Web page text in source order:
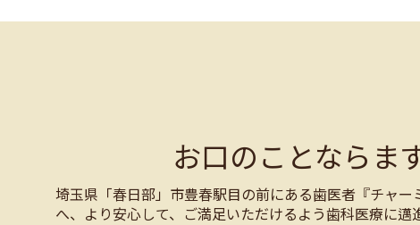
お口のことならま
埼玉県「春日部」市豊春駅目の前にある歯医者『チャ
へ、より安心して、ご満足いただけるよう歯科医療に